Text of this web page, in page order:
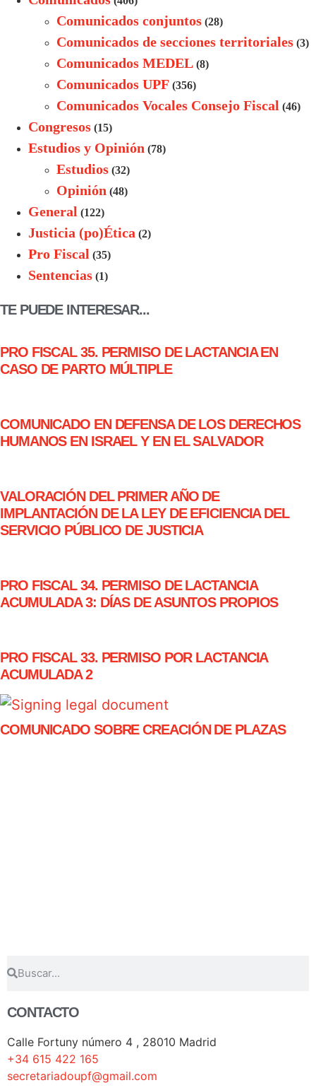
Comunicados conjuntos (28)
Comunicados de secciones territoriales (3)
Comunicados MEDEL (8)
Comunicados UPF (356)
Comunicados Vocales Consejo Fiscal (46)
Congresos (15)
Estudios y Opinión (78)
Estudios (32)
Opinión (48)
General (122)
Justicia (po)Ética (2)
Pro Fiscal (35)
Sentencias (1)
TE PUEDE INTERESAR...
PRO FISCAL 35. PERMISO DE LACTANCIA EN
CASO DE PARTO MÚLTIPLE
COMUNICADO EN DEFENSA DE LOS DERECHOS
HUMANOS EN ISRAEL Y EN EL SALVADOR
VALORACIÓN DEL PRIMER AÑO DE
IMPLANTACIÓN DE LA LEY DE EFICIENCIA DEL
SERVICIO PÚBLICO DE JUSTICIA
PRO FISCAL 34. PERMISO DE LACTANCIA
ACUMULADA 3: DÍAS DE ASUNTOS PROPIOS
PRO FISCAL 33. PERMISO POR LACTANCIA
ACUMULADA 2
COMUNICADO SOBRE CREACIÓN DE PLAZAS
CONTACTO
Calle Fortuny número 4 , 28010 Madrid
+34 615 422 165
secretariadoupf@gmail.com